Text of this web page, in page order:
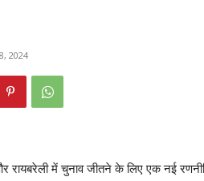
2024
में चुनाव जीतने के लिए एक नई